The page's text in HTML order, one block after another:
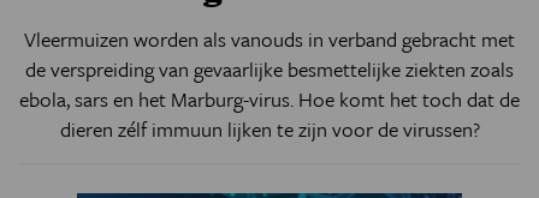
Vleermuizen worden als vanouds in verband gebracht met
de verspreiding van gevaarlijke besmettelijke ziekten zoals
ebola, sars en het Marburg-virus. Hoe komt het toch dat de
dieren zélf immuun lijken te zijn voor de virussen?